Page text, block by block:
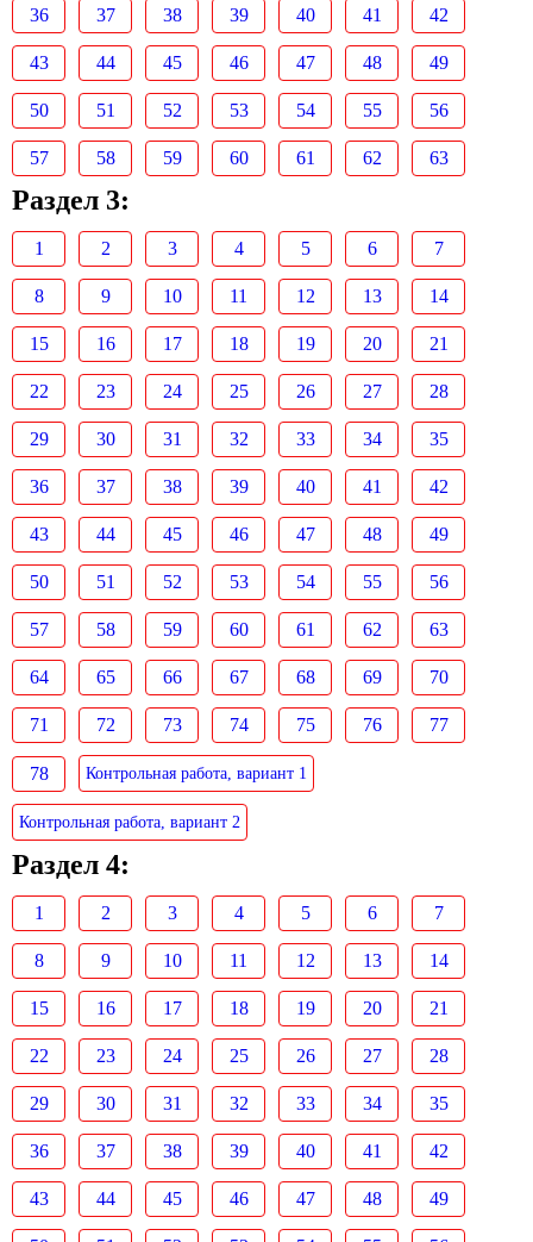
36 37 38 39 40 41 42
43 44 45 46 47 48 49
50 51 52 53 54 55 56
57 58 59 60 61 62 63
Раздел 3:
1 2 3 4 5 6 7
8 9 10 11 12 13 14
15 16 17 18 19 20 21
22 23 24 25 26 27 28
29 30 31 32 33 34 35
36 37 38 39 40 41 42
43 44 45 46 47 48 49
50 51 52 53 54 55 56
57 58 59 60 61 62 63
64 65 66 67 68 69 70
71 72 73 74 75 76 77
78 Контрольная работа, вариант 1
Контрольная работа, вариант 2
Раздел 4:
1 2 3 4 5 6 7
8 9 10 11 12 13 14
15 16 17 18 19 20 21
22 23 24 25 26 27 28
29 30 31 32 33 34 35
36 37 38 39 40 41 42
43 44 45 46 47 48 49